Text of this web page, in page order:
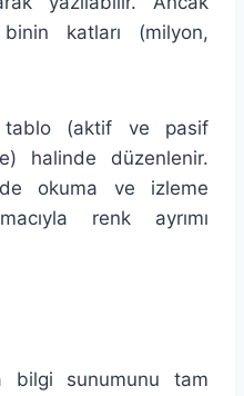
katları (milyon,
tablo (aktif ve pasif
halinde düzenlenir.
okuma ve izleme
renk ayrımı
bilgi sunumunu tam